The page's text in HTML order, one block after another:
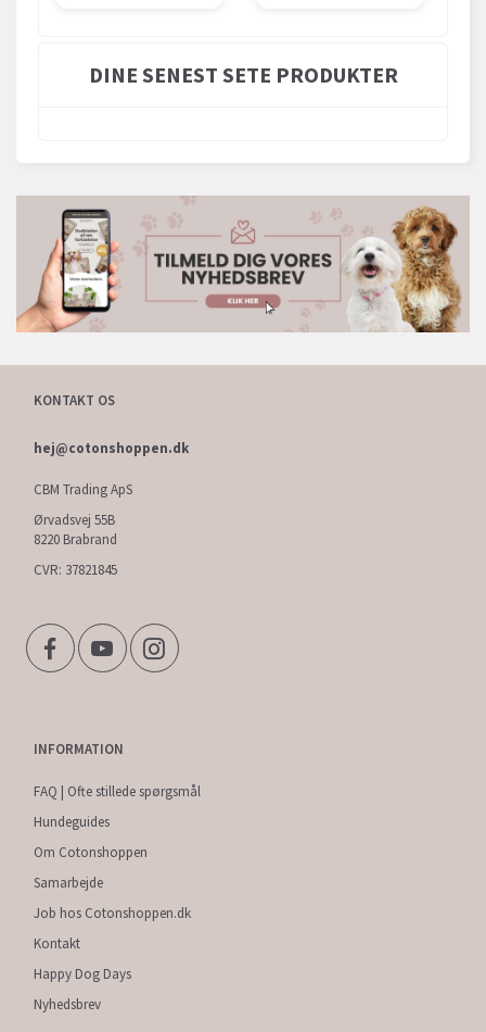
DINE SENEST SETE PRODUKTER
KONTAKT OS
hej@cotonshoppen.dk
CBM Trading ApS
Ørvadsvej 55B
8220 Brabrand
CVR: 37821845
INFORMATION
FAQ | Ofte stillede spørgsmål
Hundeguides
Om Cotonshoppen
Samarbejde
Job hos Cotonshoppen.dk
Kontakt
Happy Dog Days
Nyhedsbrev